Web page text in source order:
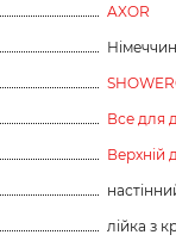
AXOR
Все для
Верхній
лійка з